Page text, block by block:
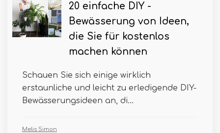
20 einfache DIY -
Bewässerung von Ideen,
die Sie für kostenlos
machen können
Schauen Sie sich einige wirklich
erstaunliche und leicht zu erledigende DIY-
Bewässerungsideen an, di...
Melis Simon